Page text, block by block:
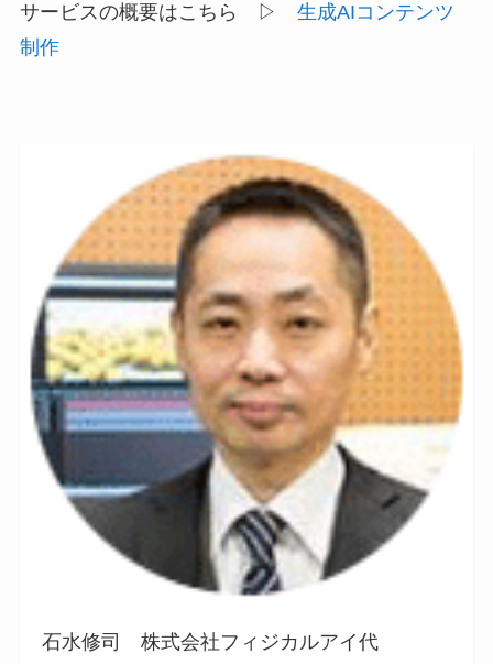
サービスの概要はこちら ▷ 生成AIコンテンツ
制作
石水修司 株式会社フィジカルアイ代